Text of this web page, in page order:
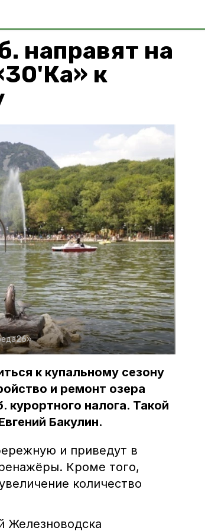
направят на
к
к купальному сезону
и ремонт озера
налога. Такой
Бакулин.
и приведут в
Кроме того,
количество
Железноводска